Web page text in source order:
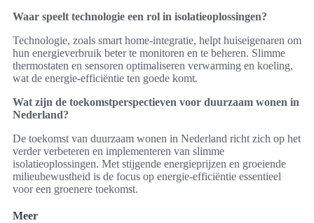
Waar speelt technologie een rol in isolatieoplossingen?
Technologie, zoals smart home-integratie, helpt huiseigenaren om
hun energieverbruik beter te monitoren en te beheren. Slimme
thermostaten en sensoren optimaliseren verwarming en koeling,
wat de energie-efficiëntie ten goede komt.
Wat zijn de toekomstperspectieven voor duurzaam wonen in
Nederland?
De toekomst van duurzaam wonen in Nederland richt zich op het
verder verbeteren en implementeren van slimme
isolatieoplossingen. Met stijgende energieprijzen en groeiende
milieubewustheid is de focus op energie-efficiëntie essentieel
voor een groenere toekomst.
Meer